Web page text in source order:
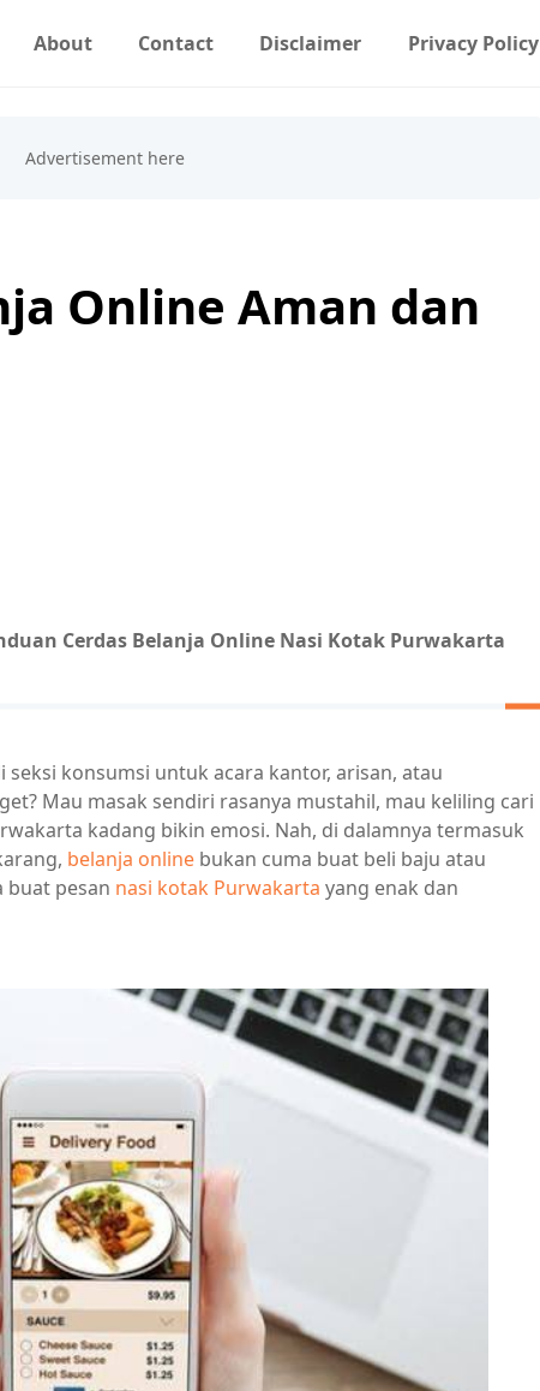
About Contact Disclaimer Privacy Policy
Online Aman dan
Cerdas Belanja Online Nasi Kotak Purwakarta
konsumsi untuk acara kantor, arisan, atau
Mau masak sendiri rasanya mustahil, mau keliling cari
kadang bikin emosi. Nah, di dalamnya termasuk
belanja online bukan cuma buat beli baju atau
buat pesan nasi kotak Purwakarta yang enak dan